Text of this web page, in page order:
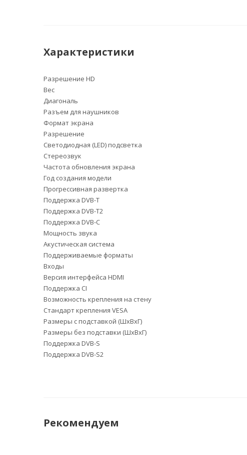
Характеристики
Разрешение HD
Вес
Диагональ
Разъем для наушников
Формат экрана
Разрешение
Светодиодная (LED) подсветка
Стереозвук
Частота обновления экрана
Год создания модели
Прогрессивная развертка
Поддержка DVB-T
Поддержка DVB-T2
Поддержка DVB-C
Мощность звука
Акустическая система
Поддерживаемые форматы
Входы
Версия интерфейса HDMI
Поддержка CI
Возможность крепления на стену
Стандарт крепления VESA
Размеры с подставкой (ШxВxГ)
Размеры без подставки (ШxВxГ)
Поддержка DVB-S
Поддержка DVB-S2
Рекомендуем